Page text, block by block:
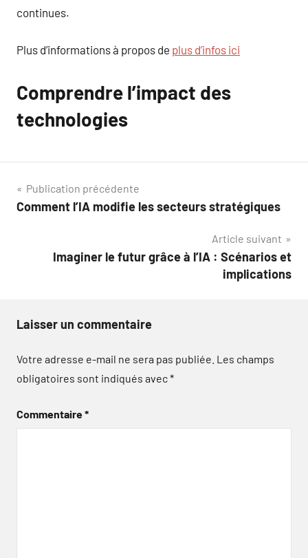
continues.
Plus d’informations à propos de plus d’infos ici
Comprendre l’impact des
technologies
Navigation
de
Publication précédente
Comment l’IA modifie les secteurs stratégiques
Article suivant
Imaginer le futur grâce à l’IA : Scénarios et
implications
Laisser un commentaire
Votre adresse e-mail ne sera pas publiée. Les champs
obligatoires sont indiqués avec*
Commentaire*